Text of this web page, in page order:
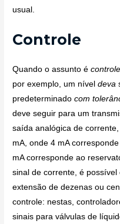
usual.
Controle
Quando o assunto é
por exemplo, um níveldeva
predeterminadocom
deve seguir para um
saída analógica de
mA, onde 4 mA
mA corresponde ao
sinal de corrente, é
extensão de dezenas ou
controle: nestas,
sinais para válvulas de